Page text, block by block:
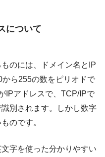
について
のには、ドメイン名とIP
ら255の数をピリオドで
IPアドレスで、TCP/IPで
別されます。しかし数字
のです。
字を使った分かりやすい